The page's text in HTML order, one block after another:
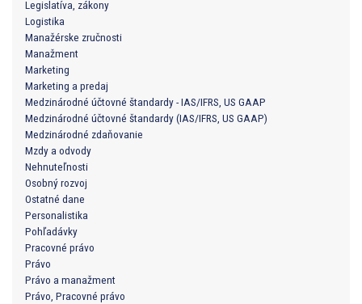
Legislatíva, zákony
Logistika
Manažérske zručnosti
Manažment
Marketing
Marketing a predaj
Medzinárodné účtovné štandardy - IAS/IFRS, US GAAP
Medzinárodné účtovné štandardy (IAS/IFRS, US GAAP)
Medzinárodné zdaňovanie
Mzdy a odvody
Nehnuteľnosti
Osobný rozvoj
Ostatné dane
Personalistika
Pohľadávky
Pracovné právo
Právo
Právo a manažment
Právo, Pracovné právo